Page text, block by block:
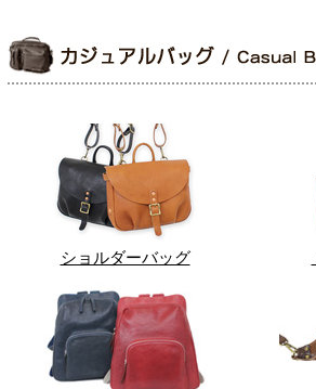
ショルダーバッグ